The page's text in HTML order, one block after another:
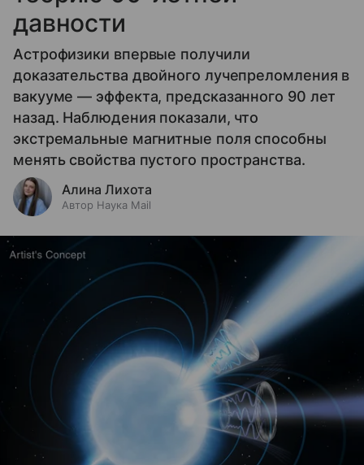
давности
Астрофизики впервые получили
доказательства двойного лучепреломления в
вакууме — эффекта, предсказанного 90 лет
назад. Наблюдения показали, что
экстремальные магнитные поля способны
менять свойства пустого пространства.
Алина Лихота
Автор Наука Mail